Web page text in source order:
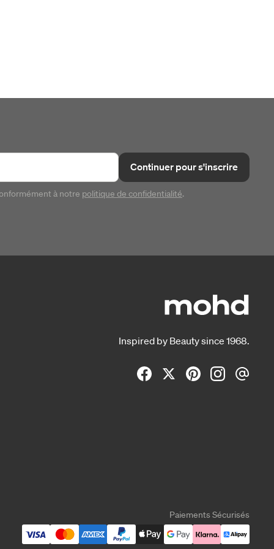
Continuer pour s'inscrire
à notre politique de confidentialité.
Inspired by Beauty since 1968.
Paiements Sécurisés